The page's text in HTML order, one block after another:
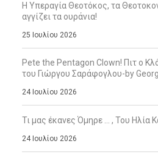
Η Υπεραγία Θεοτόκος, τα
αγγίζει τα ουράνια!
25 Ιουλίου 2026
Pete the Pentagon Clown! Πιτ ο
του Γιώργου Σαράφογλου-by
24 Ιουλίου 2026
Τι μας έκανες Όμηρε … , Του Ηλία
24 Ιουλίου 2026